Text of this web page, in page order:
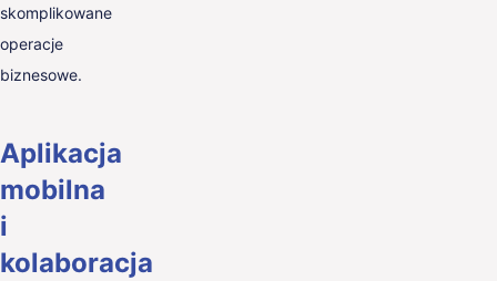
skomplikowane
operacje
biznesowe.
Aplikacja
mobilna
i
kolaboracja